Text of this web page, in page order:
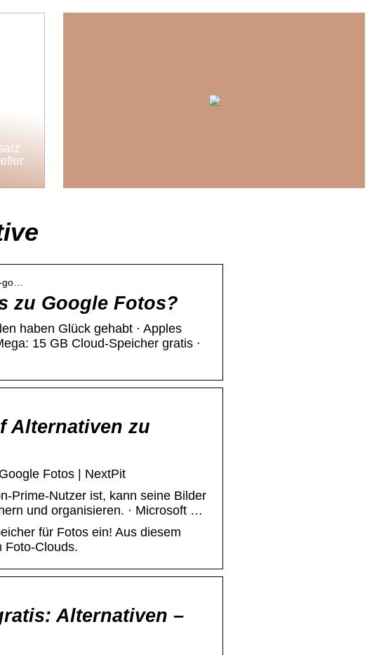
go…
zu Google Fotos?
haben Glück gehabt · Apples
15 GB Cloud-Speicher gratis ·
Alternativen zu
Fotos | NextPit
Prime-Nutzer ist, kann seine Bilder
und organisieren. · Microsoft …
für Fotos ein! Aus diesem
Foto-Clouds.
Alternativen –